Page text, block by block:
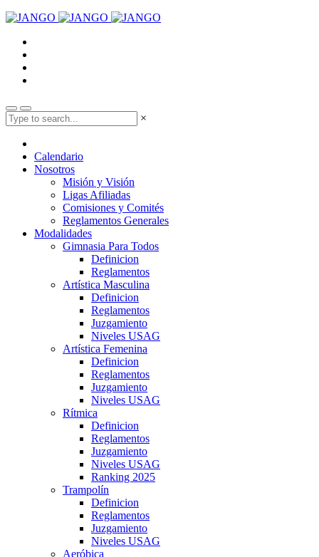
×
Calendario
Nosotros
Misión y Visión
Ligas Afiliadas
Comisiones y Comités
Reglamentos Generales
Modalidades
Gimnasia Para Todos
Definicion
Reglamentos
Artística Masculina
Definicion
Reglamentos
Juzgamiento
Niveles USAG
Artística Femenina
Definicion
Reglamentos
Juzgamiento
Niveles USAG
Rítmica
Definicion
Reglamentos
Juzgamiento
Niveles USAG
Ranking 2025
Trampolín
Definicion
Reglamentos
Juzgamiento
Niveles USAG
Aeróbica